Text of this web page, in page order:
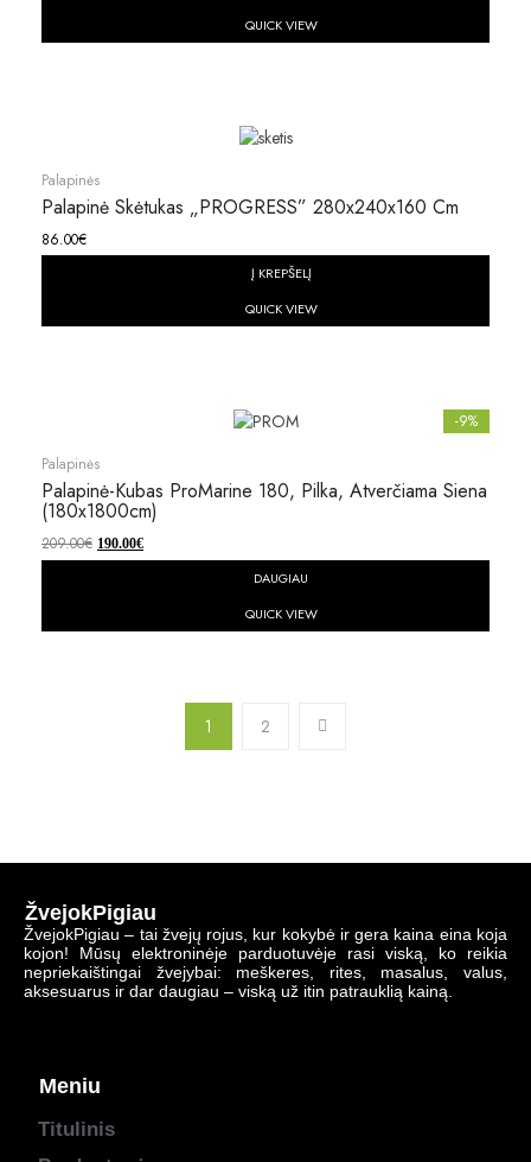
QUICK VIEW
Palapinės
Palapinė Skėtukas „PROGRESS” 280x240x160 Cm
86.00€
Į KREPŠELĮ
QUICK VIEW
-9%
Palapinės
Palapinė-Kubas ProMarine 180, Pilka, Atverčiama Siena
(180x1800cm)
209.00€ 190.00€
DAUGIAU
QUICK VIEW
1 2
ŽvejokPigiau
ŽvejokPigiau – tai žvejų rojus, kur kokybė ir gera kaina eina koja
kojon! Mūsų elektroninėje parduotuvėje rasi viską, ko reikia
nepriekaištingai žvejybai: meškeres, rites, masalus, valus,
aksesuarus ir dar daugiau – viską už itin patrauklią kainą.
Meniu
Titulinis